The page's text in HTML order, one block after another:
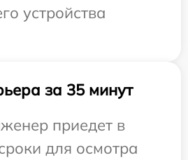
устройства
за 35 минут
приедет в
для осмотра